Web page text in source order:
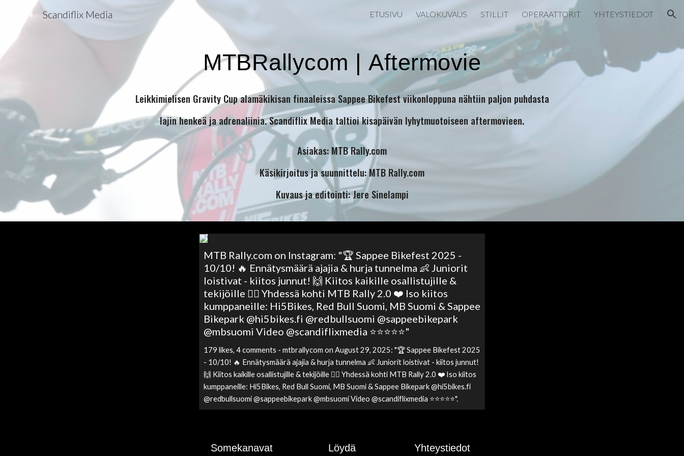
Skip to navigation
Scandiflix Media ETUSIVU VALOKUVAUS STILLIT OPERAATTORIT YHTEYSTIEDOT
MTBRallycom | Aftermovie
Leikkimielisen Gravity Cup alamäkikisan finaaleissa Sappee Bikefest viikonloppuna nähtiin paljon puhdasta
lajin henkeä ja adrenaliinia. Scandiflix Media taltioi kisapäivän lyhytmuotoiseen aftermovieen.
Asiakas:MTB Rally.com
Käsikirjoitus ja suunnittelu:MTB Rally.com
Kuvaus ja editointi: Jere Sinelampi
MTB Rally.com on Instagram: "🏆 Sappee Bikefest 2025 -
10/10! 🔥 Ennätysmäärä ajajia & hurja tunnelma 👶 Juniorit
loistivat - kiitos junnut! 🙌 Kiitos kaikille osallistujille &
tekijöille 🚴‍♀️ Yhdessä kohti MTB Rally 2.0 ❤️ Iso kiitos
kumppaneille: Hi5Bikes, Red Bull Suomi, MB Suomi & Sappee
Bikepark @hi5bikes.fi @redbullsuomi @sappeebikepark
@mbsuomi Video @scandiflixmedia ⭐️⭐️⭐️⭐️⭐️"
179 likes, 4 comments - mtbrallycom on August 29, 2025: "🏆 Sappee Bikefest 2025
- 10/10! 🔥 Ennätysmäärä ajajia & hurja tunnelma 👶 Juniorit loistivat - kiitos junnut!
🙌 Kiitos kaikille osallistujille & tekijöille 🚴‍♀️ Yhdessä kohti MTB Rally 2.0 ❤️ Iso kiitos
kumppaneille: Hi5Bikes, Red Bull Suomi, MB Suomi & Sappee Bikepark @hi5bikes.fi
@redbullsuomi @sappeebikepark @mbsuomi Video @scandiflixmedia ⭐️⭐️⭐️⭐️⭐️".
Somekanavat Löydä Yhteystiedot